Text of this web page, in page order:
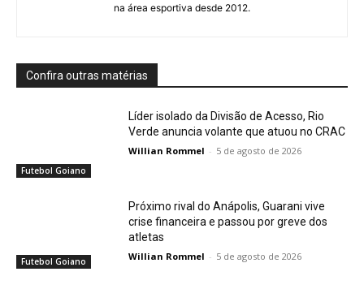
na área esportiva desde 2012.
Confira outras matérias
Futebol Goiano
Líder isolado da Divisão de Acesso, Rio
Verde anuncia volante que atuou no CRAC
Willian Rommel - 5 de agosto de 2026
Futebol Goiano
Próximo rival do Anápolis, Guarani vive
crise financeira e passou por greve dos
atletas
Willian Rommel - 5 de agosto de 2026